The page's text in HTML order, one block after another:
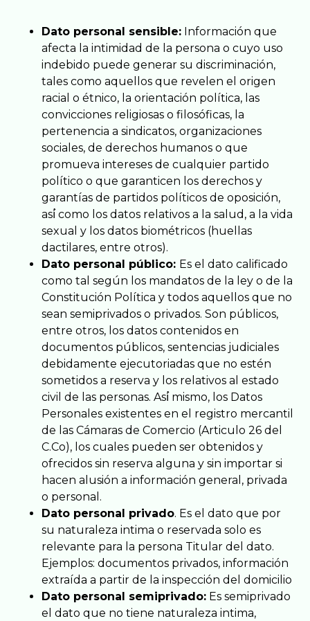
Dato personal sensible: Información que
afecta la intimidad de la persona o cuyo uso
indebido puede generar su discriminación,
tales como aquellos que revelen el origen
racial o étnico, la orientación política, las
convicciones religiosas o filosóficas, la
pertenencia a sindicatos, organizaciones
sociales, de derechos humanos o que
promueva intereses de cualquier partido
político o que garanticen los derechos y
garantías de partidos políticos de oposición,
así́ como los datos relativos a la salud, a la vida
sexual y los datos biométricos (huellas
dactilares, entre otros).
Dato personal público: Es el dato calificado
como tal según los mandatos de la ley o de la
Constitución Política y todos aquellos que no
sean semiprivados o privados. Son públicos,
entre otros, los datos contenidos en
documentos públicos, sentencias judiciales
debidamente ejecutoriadas que no estén
sometidos a reserva y los relativos al estado
civil de las personas. Así́ mismo, los Datos
Personales existentes en el registro mercantil
de las Cámaras de Comercio (Articulo 26 del
C.Co), los cuales pueden ser obtenidos y
ofrecidos sin reserva alguna y sin importar si
hacen alusión a información general, privada
o personal.
Dato personal privado. Es el dato que por
su naturaleza intima o reservada solo es
relevante para la persona Titular del dato.
Ejemplos: documentos privados, información
extraída a partir de la inspección del domicilio
Dato personal semiprivado: Es semiprivado
el dato que no tiene naturaleza intima,